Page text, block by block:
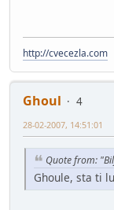
http://cvecezla.com
Ghoul
4
28-02-2007, 14:51:01
Quote from:
Ghoule, sta ti